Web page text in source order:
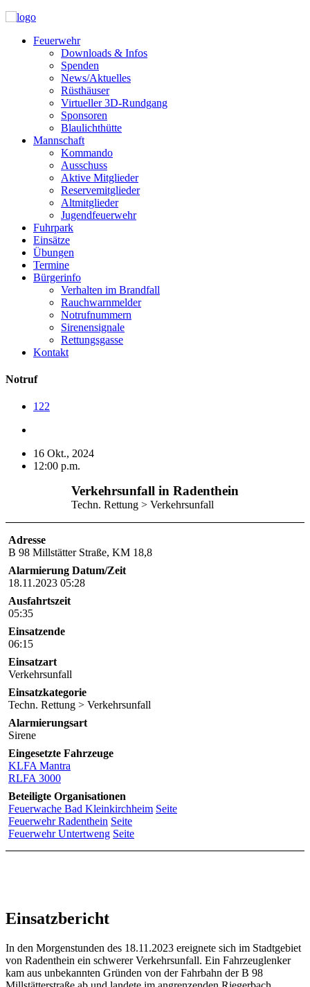
Feuerwehr
Downloads & Infos
Spenden
News/Aktuelles
Rüsthäuser
Virtueller 3D-Rundgang
Sponsoren
Blaulichthütte
Mannschaft
Kommando
Ausschuss
Aktive Mitglieder
Reservemitglieder
Altmitglieder
Jugendfeuerwehr
Fuhrpark
Einsätze
Übungen
Termine
Bürgerinfo
Verhalten im Brandfall
Rauchwarnmelder
Notrufnummern
Sirenensignale
Rettungsgasse
Kontakt
Notruf
122
16 Okt., 2024
12:00 p.m.
Verkehrsunfall in Radenthein
Techn. Rettung > Verkehrsunfall
Adresse
B 98 Millstätter Straße, KM 18,8
Alarmierung Datum/Zeit
18.11.2023 05:28
Ausfahrtszeit
05:35
Einsatzende
06:15
Einsatzart
Verkehrsunfall
Einsatzkategorie
Techn. Rettung > Verkehrsunfall
Alarmierungsart
Sirene
Eingesetzte Fahrzeuge
KLFA Mantra
RLFA 3000
Beteiligte Organisationen
Feuerwache Bad Kleinkirchheim Seite
Feuerwehr Radenthein Seite
Feuerwehr Untertweng Seite
Einsatzbericht
In den Morgenstunden des 18.11.2023 ereignete sich im Stadtgebiet
von Radenthein ein schwerer Verkehrsunfall. Ein Fahrzeuglenker
kam aus unbekannten Gründen von der Fahrbahn der B 98